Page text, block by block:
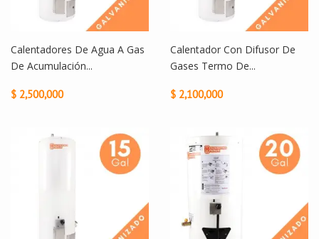
Calentadores De Agua A Gas
De Acumulación...
$ 2,500,000
Calentador Con Difusor De
Gases Termo De...
$ 2,100,000